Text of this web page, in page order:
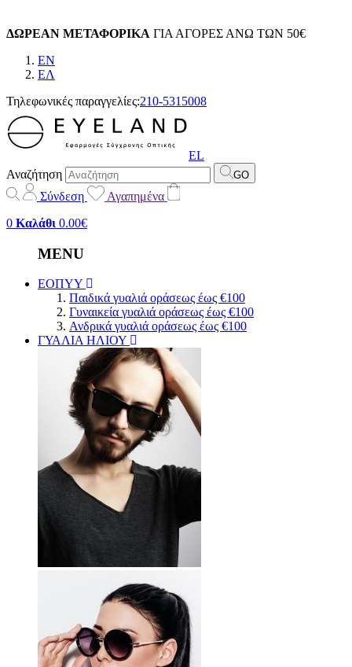
ΔΩΡΕΑΝ ΜΕΤΑΦΟΡΙΚΑ ΓΙΑ ΑΓΟΡΕΣ ΑΝΩ ΤΩΝ 50€
EN
EΛ
Τηλεφωνικές παραγγελίες:210-5315008
EL
Αναζήτηση
GO
Σύνδεση
Αγαπημένα
0 Καλάθι 0.00€
MENU
ΕΟΠΥΥ
Παιδικά γυαλιά οράσεως έως €100
Γυναικεία γυαλιά οράσεως έως €100
Ανδρικά γυαλιά οράσεως έως €100
ΓΥΑΛΙΑ ΗΛΙΟΥ